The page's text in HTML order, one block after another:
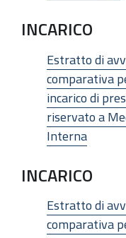
INCARICO
Estratto di
comparativa
incarico di
riservato a
Interna
INCARICO
Estratto di
comparativa